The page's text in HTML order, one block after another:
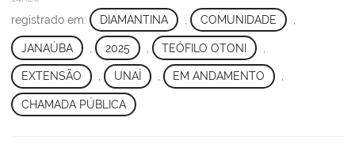
registrado em: DIAMANTINA COMUNIDADE
JANAÚBA 2025 TEÓFILO OTONI
EXTENSÃO , UNAÍ , EM ANDAMENTO ,
CHAMADA PÚBLICA